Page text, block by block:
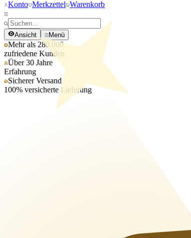
Konto Merkzettel Warenkorb
Ansicht Menü
Mehr als 280.000
zufriedene Kunden
Über 30 Jahre
Erfahrung
Sicherer Versand
100% versicherte Lieferung